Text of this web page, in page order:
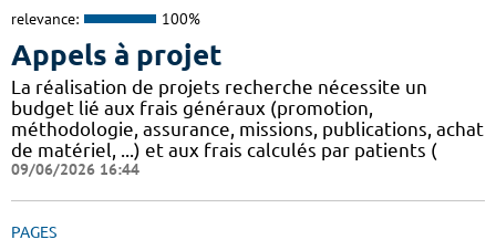
relevance: 100%
Appels à projet
La réalisation de projets recherche nécessite un
budget lié aux frais généraux (promotion,
méthodologie, assurance, missions, publications, achat
de matériel, ...) et aux frais calculés par patients (
09/06/2026 16:44
PAGES